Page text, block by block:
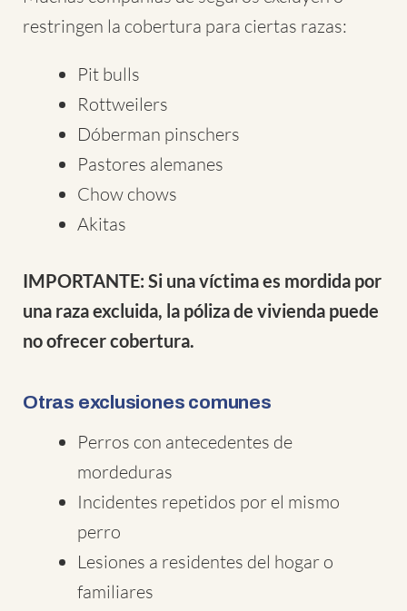
restringen la cobertura para ciertas razas:
Pit bulls
Rottweilers
Dóberman pinschers
Pastores alemanes
Chow chows
Akitas
IMPORTANTE: Si una víctima es mordida por
una raza excluida, la póliza de vivienda puede
no ofrecer cobertura.
Otras exclusiones comunes
Perros con antecedentes de
mordeduras
Incidentes repetidos por el mismo
perro
Lesiones a residentes del hogar o
familiares